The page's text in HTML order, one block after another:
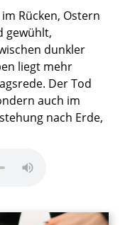
Rücken, Ostern
gewühlt,
dunkler
liegt mehr
Der Tod
auch im
nach Erde,